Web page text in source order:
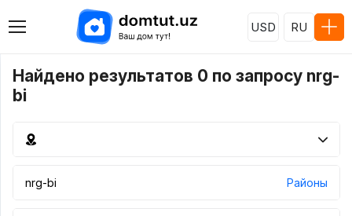
USD RU
Найдено результатов 0 по запросу nrg-
bi
Районы